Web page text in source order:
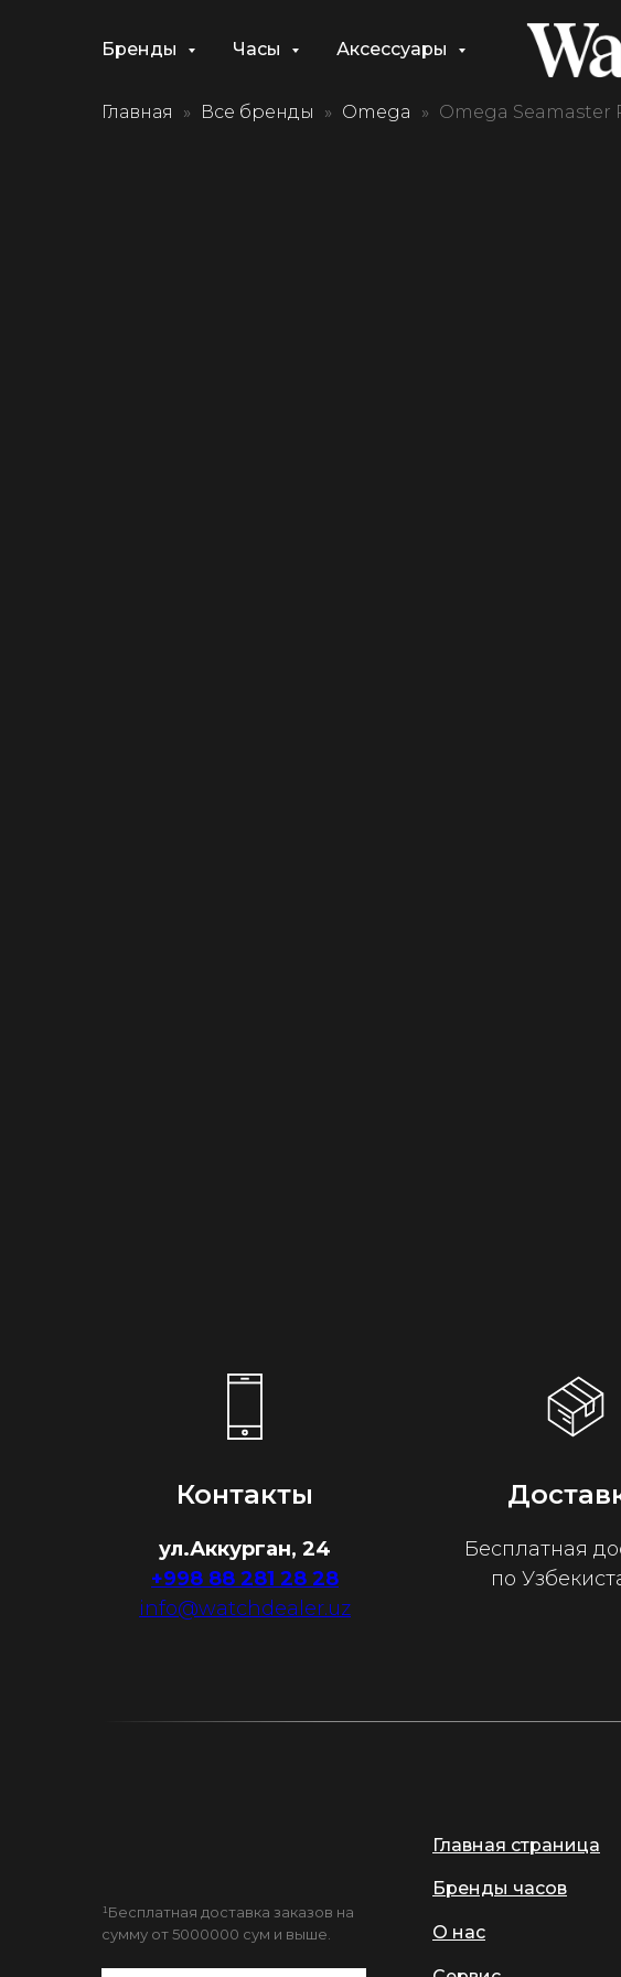
Бренды Часы Аксессуары
Главная Все бренды Omega Omega Seamaster
Контакты
ул.Аккурган, 24
+998 88 281 28 28
info@watchdealer.uz
Бесплатная
по
Главная страница
Бренды часов
О нас
¹Бесплатная доставка заказов на
сумму от 5000000 сум и выше.